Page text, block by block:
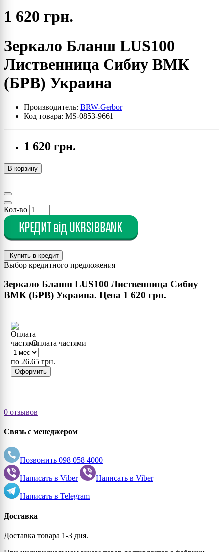
1 620 грн.
Зеркало Бланш LUS100
Лиственница Сибиу ВМК
(БРВ) Украина
Производитель: BRW-Gerbor
Код товара: MS-0853-9661
1 620 грн.
В корзину
Кол-во
Купить в кредит
Выбор кредитного предложения
Зеркало Бланш LUS100 Лиственница Сибиу
ВМК (БРВ) Украина. Цена 1 620 грн.
Оплата частями
по 26.65 грн.
Оформить
0 отзывов
Связь с менеджером
Позвонить 098 058 4000
Написать в Viber Написать в Viber
Написать в Telegram
Доставка
Доставка товара 1-3 дня.